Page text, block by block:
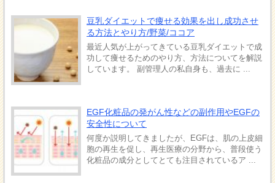
豆乳ダイエットで痩せる効果を出し成功させ
る方法とやり方/野菜/ココア
最近人気が上がってきている豆乳ダイエットで成
功して痩せるためのやり方、方法についてを解説
しています。 副管理人の私自身も、過去に ...
EGF化粧品の発がん性などの副作用やEGFの
安全性について
何度か説明してきましたが、EGFは、肌の上皮細
胞の再生を促し、再生医療の分野から、普段使う
化粧品の成分としてとても注目されているア ...